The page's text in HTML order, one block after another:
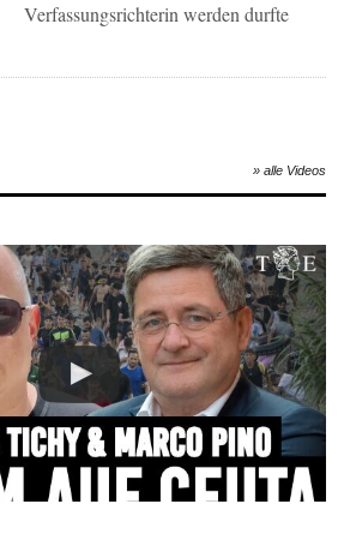
Verfassungsrichterin werden durfte
» alle Videos